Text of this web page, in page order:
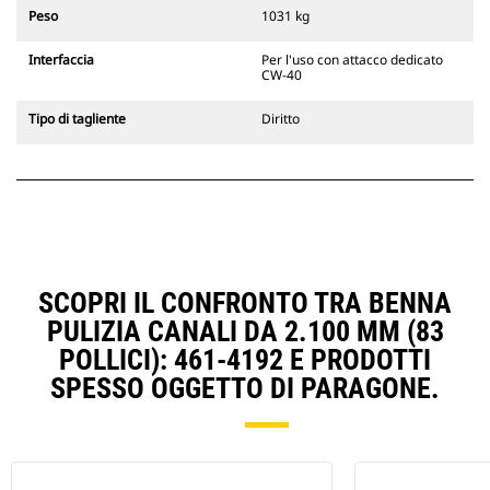
gli escavatori gommati. Sono
larghezze per scavo di fossati.
sistema di attacco dedicato CW
includono un sistema di
cingolati e gommati.
Peso 1031 kg
Interfaccia
Per l'uso con attacco dedicato
CW-40
Tipo di tagliente Diritto
SCOPRI IL CONFRONTO TRA BENNA
PULIZIA CANALI DA 2.100 MM (83
POLLICI): 461-4192 E PRODOTTI
SPESSO OGGETTO DI PARAGONE.